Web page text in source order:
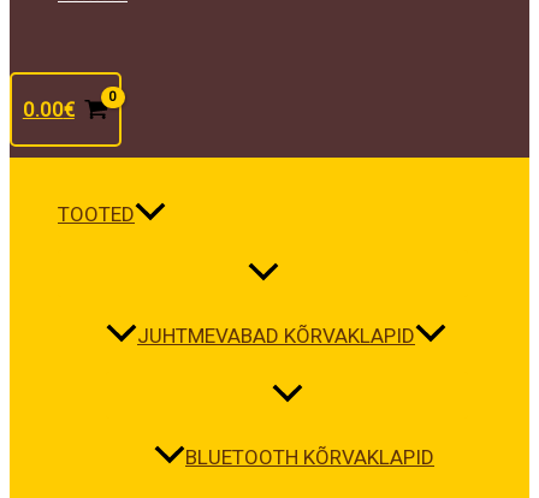
0.00€
TOOTED
JUHTMEVABAD KÕRVAKLAPID
BLUETOOTH KÕRVAKLAPID